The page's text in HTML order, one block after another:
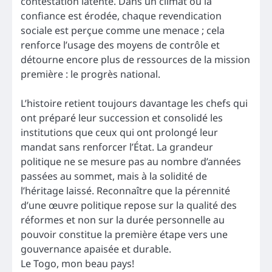
confiance est érodée, chaque revendication
sociale est perçue comme une menace ; cela
renforce l’usage des moyens de contrôle et
détourne encore plus de ressources de la mission
première : le progrès national.
L’histoire retient toujours davantage les chefs qui
ont préparé leur succession et consolidé les
institutions que ceux qui ont prolongé leur
mandat sans renforcer l’État. La grandeur
politique ne se mesure pas au nombre d’années
passées au sommet, mais à la solidité de
l’héritage laissé. Reconnaître que la pérennité
d’une œuvre politique repose sur la qualité des
réformes et non sur la durée personnelle au
pouvoir constitue la première étape vers une
gouvernance apaisée et durable.
Le Togo, mon beau pays!